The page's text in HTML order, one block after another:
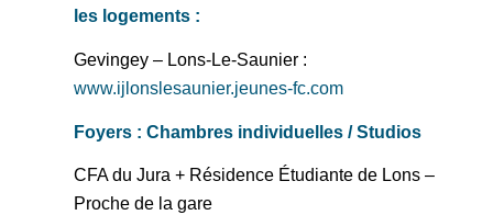
les logements :
Gevingey – Lons-Le-Saunier :
www.ijlonslesaunier.jeunes-fc.com
Foyers : Chambres individuelles / Studios
CFA du Jura + Résidence Étudiante de Lons –
Proche de la gare